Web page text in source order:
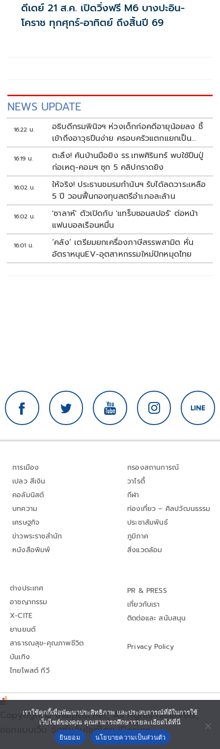
ดีเดย์ 21 ส.ค. เปิดวิ่งฟรี M6 บางปะอิน-
โคราช ทุกศุกร์-อาทิตย์ ถึงสิ้นปี 69
NEWS UPDATE
16:22 น.
อธิบดีกรมพินิจฯ ห่วงเด็กก่อคดีอายุน้อยลง ชี้
เข้าถึงอาวุธปืนง่าย ครอบครัวแตกแยกเป็น
ชนวนสำคัญ
16:19 น.
ตะลึง! ค้นบ้านมือยิง รร.เทพศิรินทร์ พบใช้ปืนปู่
ก่อเหตุ-คอมฯ ซุก 5 คลิปกราดยิง
16:02 น.
ให้จริง! ประธานชมรมกำนันฯ รับได้ลดวาระเหลือ
5 ปี วอนฟื้นกองทุนสตรีอำเภอละล้าน
16:02 น.
'ซาลาห์' ตัวเปิดกับ 'แทร็บซอนสปอร์' ต่อหน้า
แฟนบอลเรือนหมื่น
16:01 น.
‘คลัง’ เตรียมยกเครื่องภาษีสรรพสามิต หั่น
อัตราหนุนEV-อุตสาหกรรมใหม่ปักหมุดไทย
การเมือง
เปลว สีเงิน
คอลัมนิสต์
บทความ
เศรษฐกิจ
ข่าวพระราชสำนัก
หนังสือพิมพ์
กรองสถานการณ์
วาไรตี้
กีฬา
ท่องเที่ยว – ศิลปวัฒนธรรม
ประชาสัมพันธ์
ภูมิภาค
สิ่งแวดล้อม
ต่างประเทศ
อาชญากรรม
X-CITE
ยานยนต์
สาธารณสุข-คุณภาพชีวิต
บันเทิง
ไทยโพสต์ ทีวี
PR & PRESS
เกี่ยวกับเรา
ติดต่อและ สนับสนุน
Privacy Policy
Copyright© thaipost.net, All rights reserved.,
ออกแบบเว็บ จัดทำเว็บไซต์โดย iDesign
เราใช้คุกกี้เพื่อพัฒนาประสิทธิภาพ และประสบการณ์ที่ดีในการใช้
เว็บไซต์ของคุณ คุณสามารถศึกษารายละเอียดได้ที่นี่
ยินยอม
นโยบายความเป็นส่วนตัว